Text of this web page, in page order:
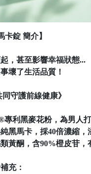
卡錠 簡介】
，甚至影響幸福狀態...
壞了生活品質！
守護前線健康》
專利黑麥花粉，為男人
黑馬卡，採40倍濃縮，
黃酮，含90%橙皮苷，
充：